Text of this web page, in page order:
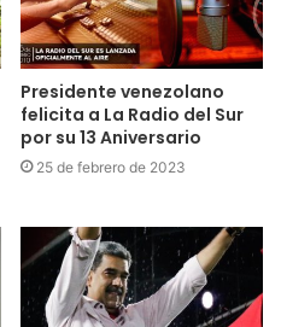
Presidente venezolano
felicita a La Radio del Sur
por su 13 Aniversario
25 de febrero de 2023